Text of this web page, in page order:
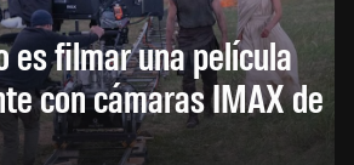
es filmar una película
con cámaras IMAX de